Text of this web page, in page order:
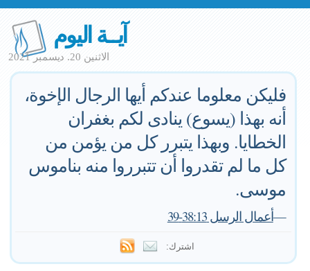
آيــة اليوم
الاثنين 20. ديسمبر 2021
فليكن معلوما عندكم أيها الرجال الإخوة،
أنه بهذا (يسوع) ينادى لكم بغفران
الخطايا. وبهذا يتبرر كل من يؤمن من
كل ما لم تقدروا أن تتبرروا منه بناموس
موسى.
—أعمال الرسل 38:13-39
اشترك: